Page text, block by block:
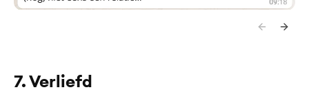
7. Verliefd